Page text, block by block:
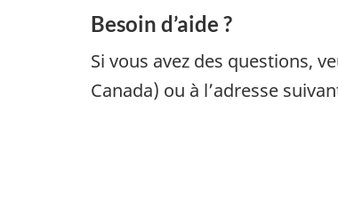
Besoin d’aide ?
Si vous avez des questions,
Canada) ou à l’adresse